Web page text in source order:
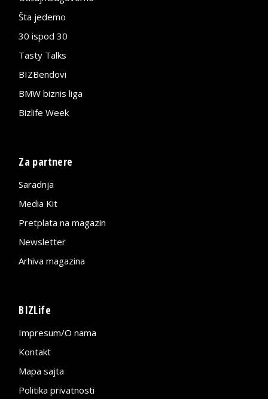
Šta jedemo
30 ispod 30
Tasty Talks
BIZBendovi
BMW biznis liga
Bizlife Week
Za partnere
Saradnja
Media Kit
Pretplata na magazin
Newsletter
Arhiva magazina
BIZLife
Impresum/O nama
Kontakt
Mapa sajta
Politika privatnosti